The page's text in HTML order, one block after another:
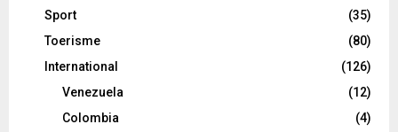
Sport
(35)
Toerisme
(80)
International
(126)
Venezuela
(12)
Colombia
(4)